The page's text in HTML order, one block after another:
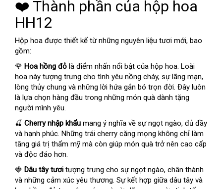
❤️ Thành phần của hộp hoa
HH12
Hộp hoa được thiết kế từ những nguyên liệu tươi mới, bao
gồm:
🌹 Hoa hồng đỏ là điểm nhấn nổi bật của hộp hoa. Loài
hoa này tượng trưng cho tình yêu nồng cháy, sự lãng mạn,
lòng thủy chung và những lời hứa gắn bó trọn đời. Đây luôn
là lựa chọn hàng đầu trong những món quà dành tặng
người mình yêu.
🍒 Cherry nhập khẩu mang ý nghĩa về sự ngọt ngào, đủ đầy
và hạnh phúc. Những trái cherry căng mọng không chỉ làm
tăng giá trị thẩm mỹ mà còn giúp món quà trở nên cao cấp
và độc đáo hơn.
🍓 Dâu tây tươi tượng trưng cho sự ngọt ngào, chân thành
và những cảm xúc yêu thương. Sự kết hợp giữa dâu tây và